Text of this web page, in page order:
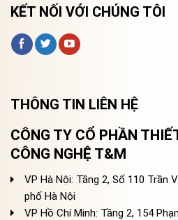
KẾT NỐI VỚI CHÚNG TÔI
THÔNG TIN LIÊN HỆ
CÔNG TY CỔ PHẦN
CÔNG NGHỆ T&M
VP Hà Nội: Tầng 2, Số 110 Trần
phố Hà Nội
VP Hồ Chí Minh: Tầng 2, 154